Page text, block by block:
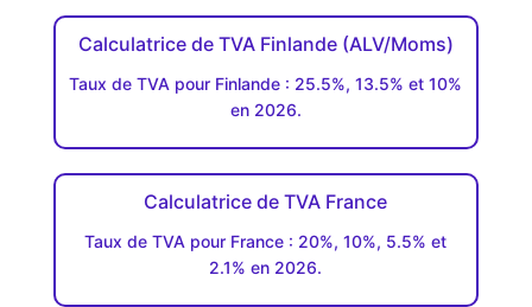
Calculatrice de TVA Finlande (ALV/Moms)
Taux de TVA pour Finlande : 25.5%, 13.5% et 10%
en 2026.
Calculatrice de TVA France
Taux de TVA pour France : 20%, 10%, 5.5% et
2.1% en 2026.